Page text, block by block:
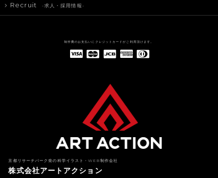
Recruit -求人・採用情報-
制作費のお支払いにクレジットカードがご利用頂けます。
京都リサーチパーク発の科学イラスト・WEB制作会社
株式会社アートアクション